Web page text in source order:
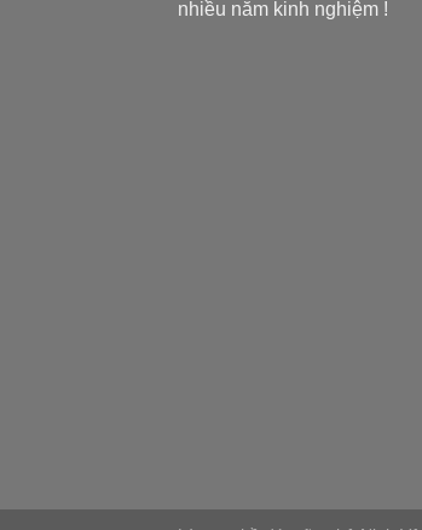
nhiều năm kinh nghiệm !